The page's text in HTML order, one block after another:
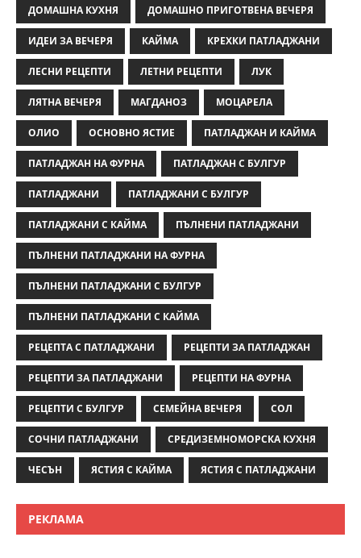
ДОМАШНА КУХНЯ ДОМАШНО ПРИГОТВЕНА ВЕЧЕРЯ
ИДЕИ ЗА ВЕЧЕРЯ КАЙМА КРЕХКИ ПАТЛАДЖАНИ
ЛЕСНИ РЕЦЕПТИ ЛЕТНИ РЕЦЕПТИ ЛУК
ЛЯТНА ВЕЧЕРЯ МАГДАНОЗ МОЦАРЕЛА
ОЛИО ОСНОВНО ЯСТИЕ ПАТЛАДЖАН И КАЙМА
ПАТЛАДЖАН НА ФУРНА ПАТЛАДЖАН С БУЛГУР
ПАТЛАДЖАНИ ПАТЛАДЖАНИ С БУЛГУР
ПАТЛАДЖАНИ С КАЙМА ПЪЛНЕНИ ПАТЛАДЖАНИ
ПЪЛНЕНИ ПАТЛАДЖАНИ НА ФУРНА
ПЪЛНЕНИ ПАТЛАДЖАНИ С БУЛГУР
ПЪЛНЕНИ ПАТЛАДЖАНИ С КАЙМА
РЕЦЕПТА С ПАТЛАДЖАНИ РЕЦЕПТИ ЗА ПАТЛАДЖАН
РЕЦЕПТИ ЗА ПАТЛАДЖАНИ РЕЦЕПТИ НА ФУРНА
РЕЦЕПТИ С БУЛГУР СЕМЕЙНА ВЕЧЕРЯ СОЛ
СОЧНИ ПАТЛАДЖАНИ СРЕДИЗЕМНОМОРСКА КУХНЯ
ЧЕСЪН ЯСТИЯ С КАЙМА ЯСТИЯ С ПАТЛАДЖАНИ
РЕКЛАМА